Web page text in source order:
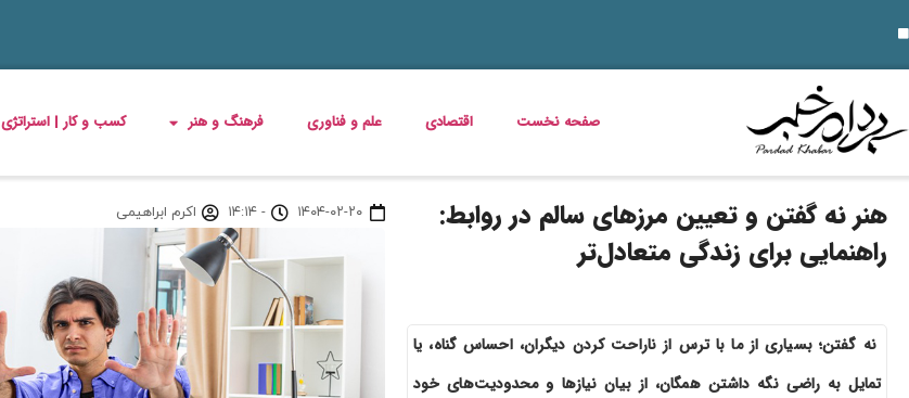
صفحه نخست اقتصادی علم و فناوری فرهنگ و هنر کسب و کار | استراتژی
هنر نه گفتن و تعیین مرزهای سالم در روابط:
راهنمایی برای زندگی متعادل‌تر
نه گفتن؛ بسیاری از ما با ترس از ناراحت کردن دیگران، احساس گناه، یا
تمایل به راضی نگه داشتن همگان، از بیان نیازها و محدودیت‌های خود
۱۴۰۴-۰۲-۲۰ - ۱۴:۱۴ اکرم ابراهیمی